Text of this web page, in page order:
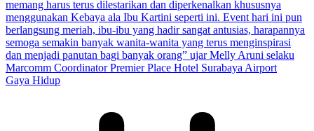
Gaya Hidup